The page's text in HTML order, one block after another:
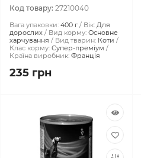
Код товару: 27210040
Вага упаковки: 400 г Вік: Для
дорослих
Вид корму: Основне
харчування
Вид тварин: Коти
Клас корму: Супер-преміум
Країна виробник: Франція
235 грн